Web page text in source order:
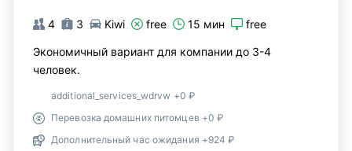
4 3 Kiwi free 15 мин free
Экономичный вариант для компании до 3-4
человек.
additional_services_wdrvw +0 ₽
Перевозка домашних питомцев +0 ₽
Дополнительный час ожидания +924 ₽